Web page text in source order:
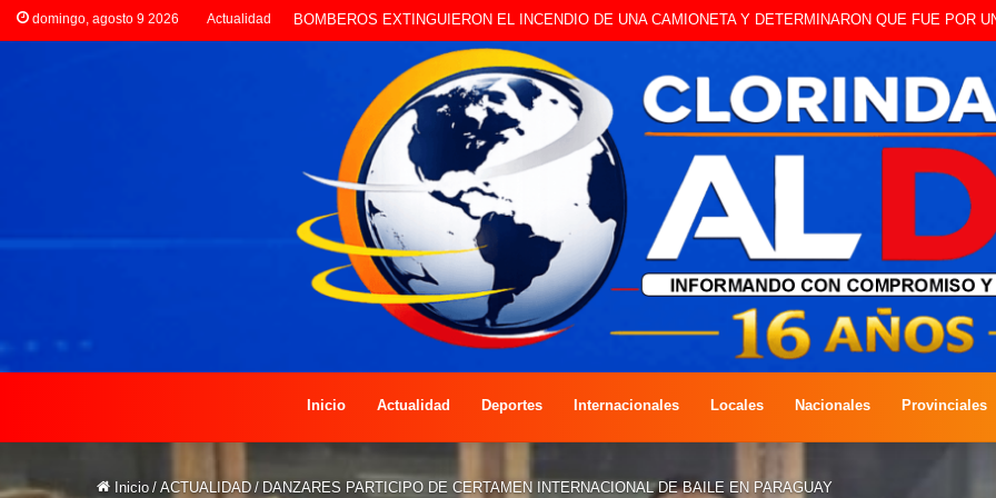
domingo, agosto 9 2026 Actualidad LA POLICÍA INVESTIGA ROBO A CAMBISTA OCURRIDO ESTE JUEVES
Inicio Actualidad Deportes Internacionales Locales Nacionales Provinciales
Inicio / ACTUALIDAD / DANZARES PARTICIPO DE CERTAMEN INTERNACIONAL DE BAILE EN PARAGUAY